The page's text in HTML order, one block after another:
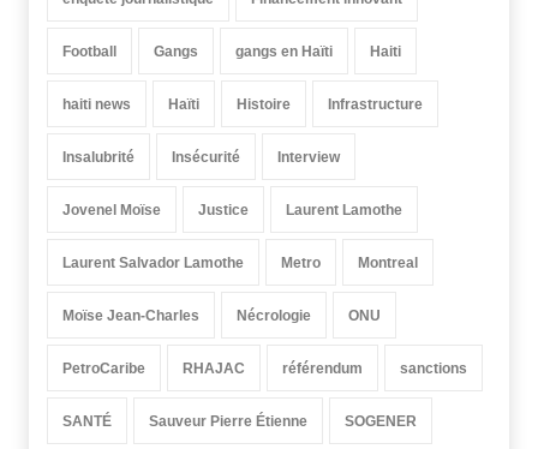
Football Gangs gangs en Haïti Haiti
haiti news Haïti Histoire Infrastructure
Insalubrité Insécurité Interview
Jovenel Moïse Justice Laurent Lamothe
Laurent Salvador Lamothe Metro Montreal
Moïse Jean-Charles Nécrologie ONU
PetroCaribe RHAJAC référendum sanctions
SANTÉ Sauveur Pierre Étienne SOGENER